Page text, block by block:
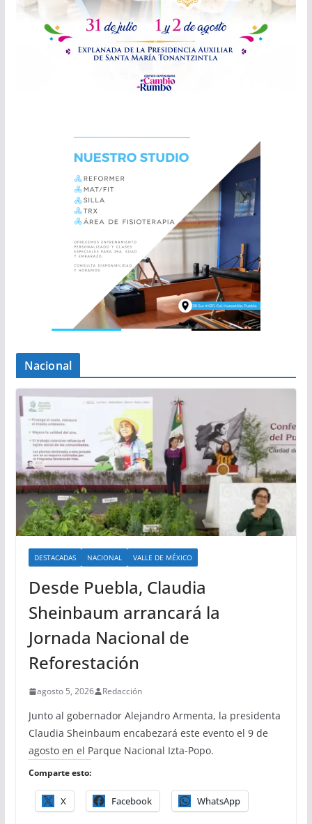
Nacional
DESTACADAS NACIONAL VALLE DE MÉXICO
Desde Puebla, Claudia
Sheinbaum arrancará la
Jornada Nacional de
Reforestación
agosto 5, 2026 Redacción
Junto al gobernador Alejandro Armenta, la presidenta
Claudia Sheinbaum encabezará este evento el 9 de
agosto en el Parque Nacional Izta-Popo.
Comparte esto:
X Facebook WhatsApp